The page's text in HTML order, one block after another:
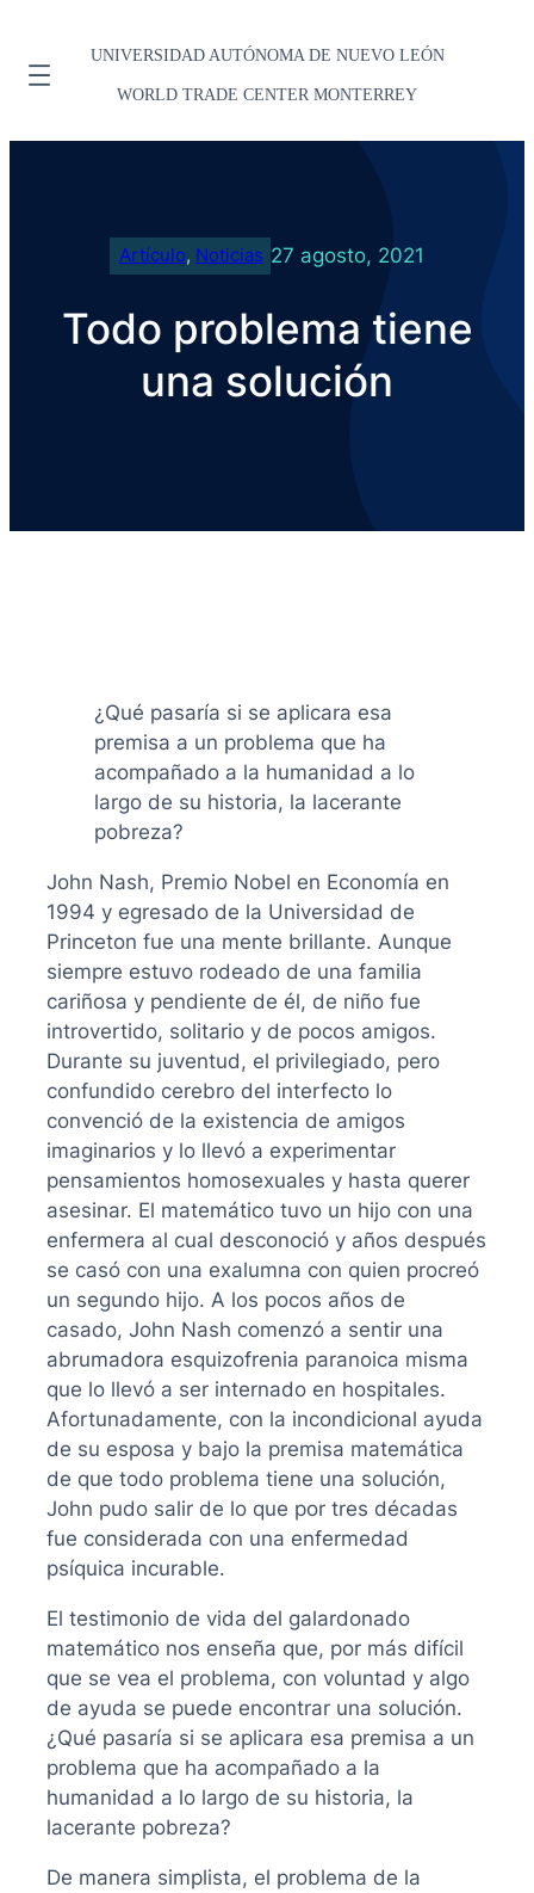
UNIVERSIDAD AUTÓNOMA DE NUEVO LEÓN
WORLD TRADE CENTER MONTERREY
Artículo, Noticias 27 agosto, 2021
Todo problema tiene
una solución
¿Qué pasaría si se aplicara esa
premisa a un problema que ha
acompañado a la humanidad a lo
largo de su historia, la lacerante
pobreza?
John Nash, Premio Nobel en Economía en
1994 y egresado de la Universidad de
Princeton fue una mente brillante. Aunque
siempre estuvo rodeado de una familia
cariñosa y pendiente de él, de niño fue
introvertido, solitario y de pocos amigos.
Durante su juventud, el privilegiado, pero
confundido cerebro del interfecto lo
convenció de la existencia de amigos
imaginarios y lo llevó a experimentar
pensamientos homosexuales y hasta querer
asesinar. El matemático tuvo un hijo con una
enfermera al cual desconoció y años después
se casó con una exalumna con quien procreó
un segundo hijo. A los pocos años de
casado, John Nash comenzó a sentir una
abrumadora esquizofrenia paranoica misma
que lo llevó a ser internado en hospitales.
Afortunadamente, con la incondicional ayuda
de su esposa y bajo la premisa matemática
de que todo problema tiene una solución,
John pudo salir de lo que por tres décadas
fue considerada con una enfermedad
psíquica incurable.
El testimonio de vida del galardonado
matemático nos enseña que, por más difícil
que se vea el problema, con voluntad y algo
de ayuda se puede encontrar una solución.
¿Qué pasaría si se aplicara esa premisa a un
problema que ha acompañado a la
humanidad a lo largo de su historia, la
lacerante pobreza?
De manera simplista, el problema de la